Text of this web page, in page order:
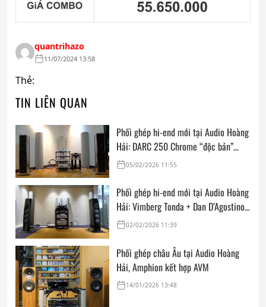
quantrihazo
11/07/2024 13:58
Thẻ:
TIN LIÊN QUAN
Phối ghép hi-end mới tại Audio Hoàng
Hải: DARC 250 Chrome “độc bản”
cùng FM Acoustics, Goldmund, Kalista
05/02/2026 11:55
Phối ghép hi-end mới tại Audio Hoàng
Hải: Vimberg Tonda + Dan D’Agostino
Master Audio Systems Momentum
NEO + AVM Audio Video Manufaktur
GmbH Ovation CD 6.3
02/02/2026 11:39
Phối ghép châu Âu tại Audio Hoàng
Hải, Amphion kết hợp AVM
14/01/2026 13:48